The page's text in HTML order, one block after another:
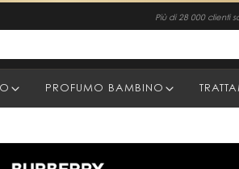
Più di 28 000 clienti
PROFUMO BAMBINO